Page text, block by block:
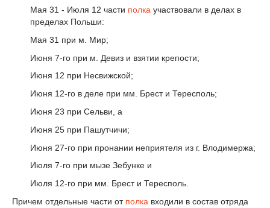
Мая 31 - Июля 12 части полка участвовали в делах в
пределах Польши:
Мая 31 при м. Мир;
Июня 7-го при м. Девиз и взятии крепости;
Июня 12 при Несвижской;
Июня 12-го в деле при мм. Брест и Тересполь;
Июня 23 при Сельви, а
Июня 25 при Пашутчичи;
Июня 27-го при пронании неприятеля из г. Влодимержа;
Июля 7-го при мызе Зебунке и
Июля 12-го при мм. Брест и Тересполь.
Причем отдельные части от полка входили в состав отряда